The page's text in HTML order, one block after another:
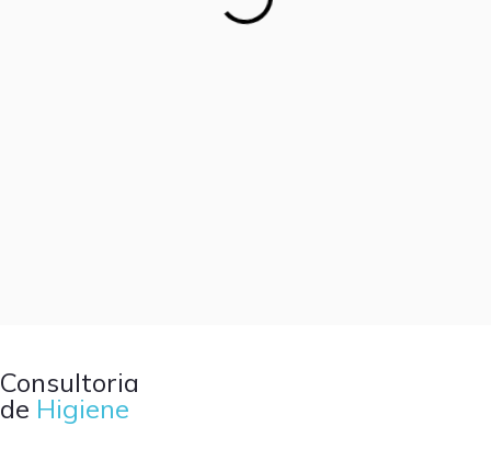
Industrial que Fazem a
Consultoria
de Higiene